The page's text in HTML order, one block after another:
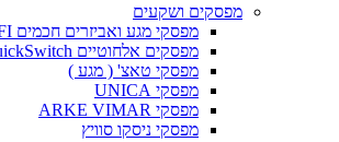
מפסקים ושקעים
מפסקי מגע ואביזרים חכמים WIFI
מפסקים אלחוטיים QuickSwitch
מפסקי טאצ' ( מגע )
מפסקי UNICA
מפסקי ARKE VIMAR
מפסקי ניסקו סוויץ